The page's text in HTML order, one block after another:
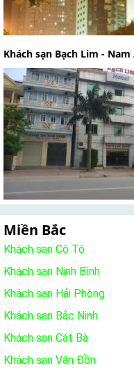
Khách sạn Bạch Lim -
Miền Bắc
Khách sạn Cô Tô
Khách sạn Ninh Bình
Khách sạn Hải Phòng
Khách sạn Bắc Ninh
Khách sạn Cát Bà
Khách sạn Vân Đồn